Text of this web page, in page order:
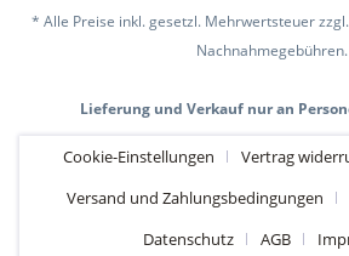
* Alle Preise inkl. gesetzl. Mehrwertsteuer zzgl.
Nachnahmegebühren.
Lieferung und Verkauf nur an
Cookie-Einstellungen Vertrag
Versand und Zahlungsbedingungen
Datenschutz
AGB